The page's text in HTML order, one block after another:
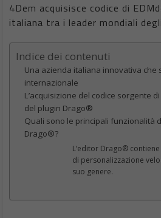
4Dem acquisisce codice di
italiana tra i leader mondiali
Indice dei contenuti
Una azienda italiana innovativa che
internazionale
L’acquisizione del codice sorgente
del plugin Drago®
Quali sono le principali funzionalità
Drago®?
L’editor Drago®
di personalizzazione
suo genere.